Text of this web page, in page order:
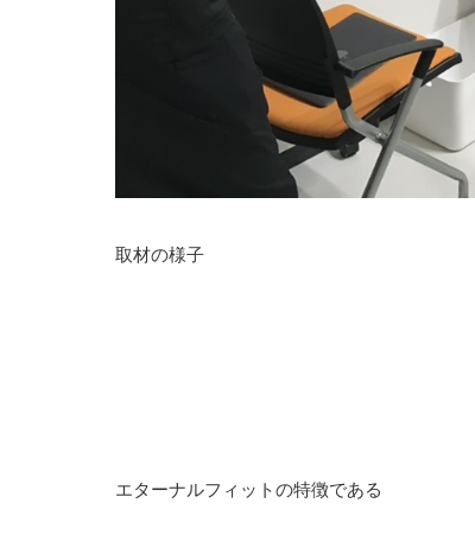
取材の様子
エターナルフィットの特徴である